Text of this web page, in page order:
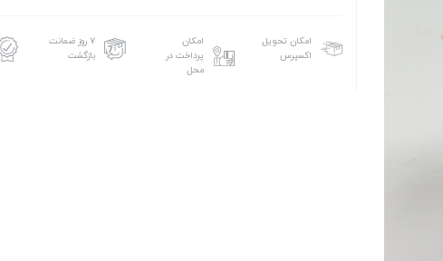
امکان تحویل
اکسپرس
امکان
پرداخت در
محل
۷ روز ضمانت
بازگشت